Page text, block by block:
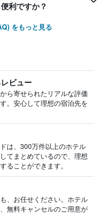
利ですか？
をもっと見る
ビュー
ら寄せられたリアルな評価
。安心して理想の宿泊先を
は、300万件以上のホテル
てまとめているので、理想
ることができます。
、お任せください。ホテル
無料キャンセルのご用意が